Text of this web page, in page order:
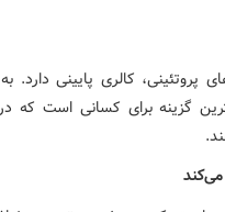
دارد و بهترین گزینه‌ برای کسانی